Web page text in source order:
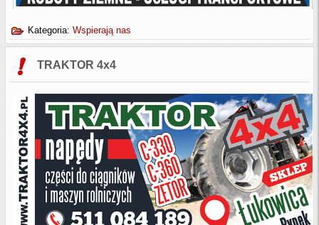
Kategoria:Wspierają nas
TRAKTOR 4x4